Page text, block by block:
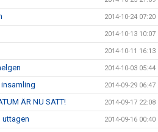
2014-10-24 07:20
2014-10-13 10:07
2014-10-11 16:13
2014-10-03 05:44
2014-09-29 06:47
ÄR NU SATT! 2014-09-17 22:08
uttagen 2014-09-16 00:40